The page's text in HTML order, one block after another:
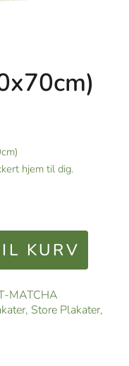
hjem til dig.
KURV
MATCHA
, Store Plakater,